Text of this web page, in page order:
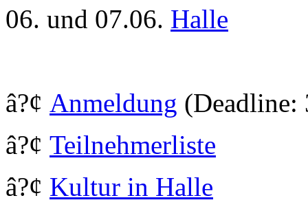
06. und 07.06. Halle
â?¢ Anmeldung (Deadline:
â?¢ Teilnehmerliste
â?¢ Kultur in Halle